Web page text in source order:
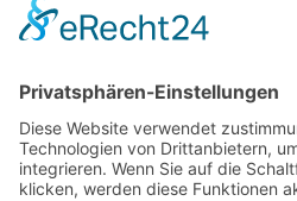
SCHREIBEN